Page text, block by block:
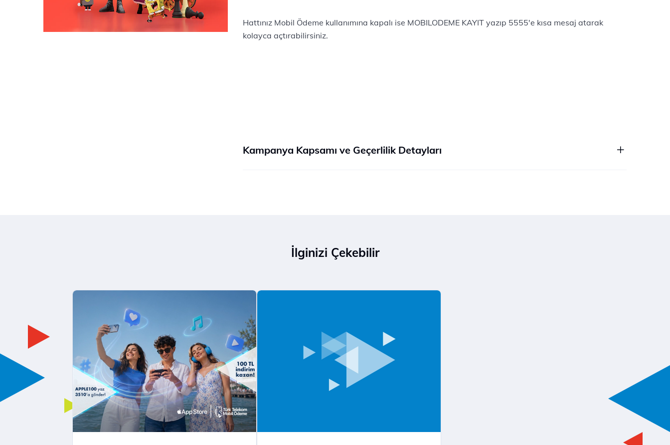
Hattınız Mobil Ödeme kullanımına kapalı ise MOBILODEME KAYIT yazıp 5555'e kısa mesaj atarak
kolayca açtırabilirsiniz.
Kampanya Kapsamı ve Geçerlilik Detayları
İlginizi Çekebilir